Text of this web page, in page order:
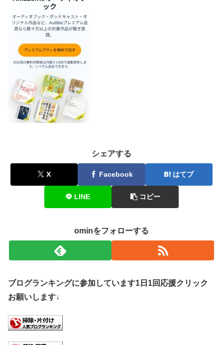
シェアする
X Facebook はてブ
LINE コピー
ominをフォローする
ブログランキングに参加しています1日1回応援クリック
お願いします↓